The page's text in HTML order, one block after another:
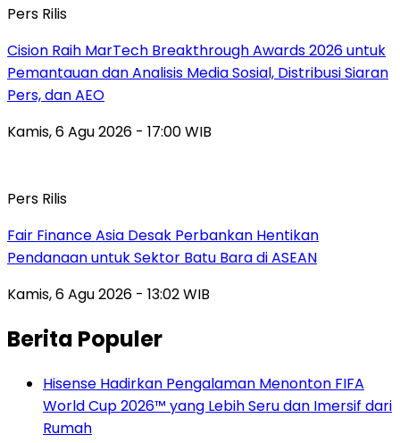
Pers Rilis
Cision Raih MarTech Breakthrough Awards 2026 untuk
Pemantauan dan Analisis Media Sosial, Distribusi Siaran
Pers, dan AEO
Kamis, 6 Agu 2026 - 17:00 WIB
Pers Rilis
Fair Finance Asia Desak Perbankan Hentikan
Pendanaan untuk Sektor Batu Bara di ASEAN
Kamis, 6 Agu 2026 - 13:02 WIB
Berita Populer
Hisense Hadirkan Pengalaman Menonton FIFA
World Cup 2026™ yang Lebih Seru dan Imersif dari
Rumah